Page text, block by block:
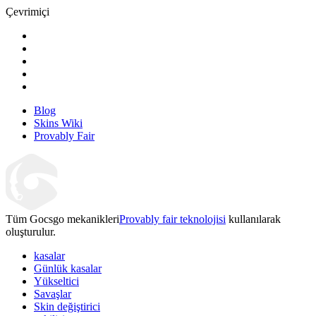
Çevrimiçi
Blog
Skins Wiki
Provably Fair
Tüm Gocsgo mekanikleriProvably fair teknolojisi kullanılarak
oluşturulur.
kasalar
Günlük kasalar
Yükseltici
Savaşlar
Skin değiştirici